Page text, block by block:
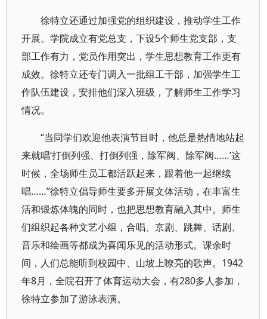
徐特立还通过加强党的组织建设，推动学生工作
开展。学院成立有党总支，下设5个师生党支部，支
部工作有力，党员作用突出，学生思想教育工作更有
成效。徐特立还专门调入一批组工干部，加强学生工
作队伍建设，安排他们深入班级，了解师生工作学习
情况。
“当同学们欢迎他表演节目时，他总是热情地站起
来就唱‘打倒列强、打倒列强，除军阀、除军阀……’这
时候，全场师生员工都活跃起来，跟着他一起继续
唱……”徐特立倡导师生要多开展文体活动，在丰富生
活和锻炼体魄的同时，也把思想教育融入其中。师生
们组织起各种文艺小组，合唱、京剧、跳舞、话剧、
音乐和绘画等都成为喜闻乐见的活动形式。课余时
间，人们总能听到校园中、山坡上嘹亮的歌声。1942
年8月，全院召开了体育运动大会，有280多人参加，
徐特立参加了游泳表演。